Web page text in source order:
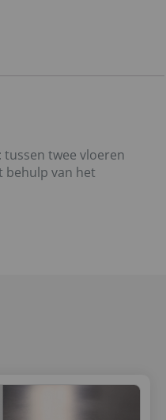
twee vloeren
behulp van het